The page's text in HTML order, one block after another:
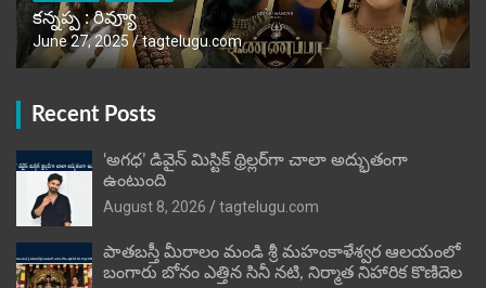
కన్నప్ప : రివ్యూ
June 27, 2025 tagtelugu.com
Recent Posts
‘అగధ’ డివైన్ మిస్టిక్ థ్రిల్లర్‌గా చాలా అద్భుతంగా
ఉంటుంది
August 8, 2026
tagtelugu.com
పాతబస్తీ మీరాలం మండి శ్రీ మహంకాళేశ్వర ఆలయంలో
బంగారు బోనం ఎత్తిన సినీ నటి, నిర్మాత నిహారిక కొణిదెల